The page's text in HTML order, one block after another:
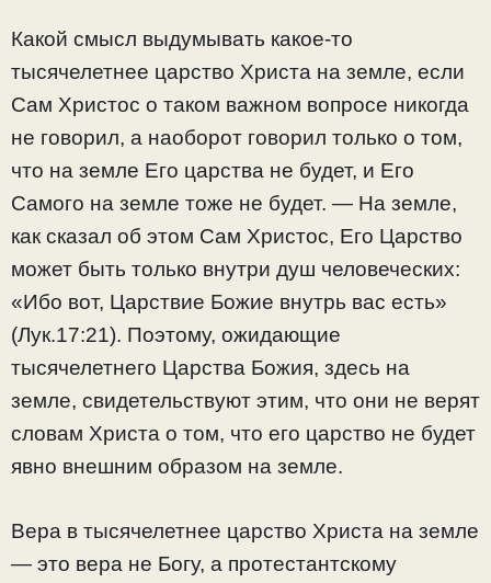
Какой смысл выдумывать какое-то
тысячелетнее царство Христа на земле, если
Сам Христос о таком важном вопросе никогда
не говорил, а наоборот говорил только о том,
что на земле Его царства не будет, и Его
Самого на земле тоже не будет. — На земле,
как сказал об этом Сам Христос, Его Царство
может быть только внутри душ человеческих:
«Ибо вот, Царствие Божие внутрь вас есть»
(Лук.17:21). Поэтому, ожидающие
тысячелетнего Царства Божия, здесь на
земле, свидетельствуют этим, что они не верят
словам Христа о том, что его царство не будет
явно внешним образом на земле.
Вера в тысячелетнее царство Христа на земле
— это вера не Богу, а протестантскому